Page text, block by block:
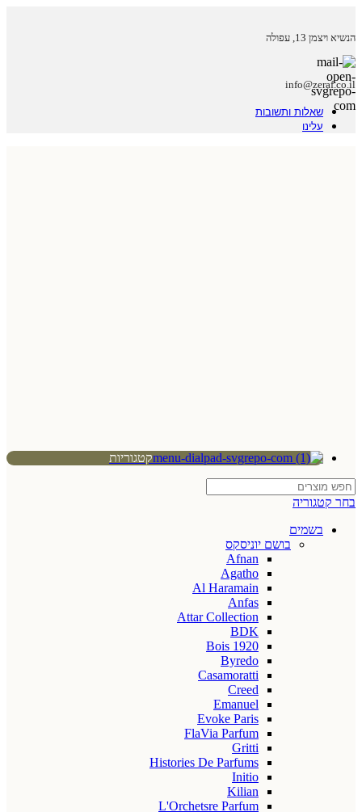
הנשיא ויצמן 13, עפולה
info@zeraf.co.il
שאלות ותשובות
עלינו
קטגוריות
בחר קטגוריה
בשמים
בושם יוניסקס
Afnan
Agatho
Al Haramain
Anfas
Attar Collection
BDK
Bois 1920
Byredo
Casamoratti
Creed
Emanuel
Evoke Paris
FlaVia Parfum
Gritti
Histories De Parfums
Initio
Kilian
L'Orchetsre Parfum